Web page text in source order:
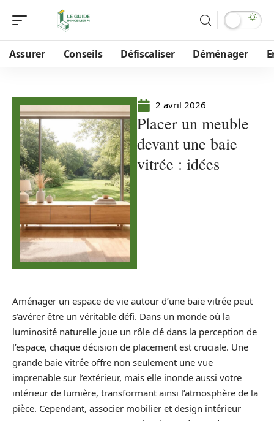
Assurer Conseils Défiscaliser Déménager
2 avril 2026
Placer un meuble
devant une baie
vitrée : idées
Aménager un espace de vie autour d’une baie vitrée peut
s’avérer être un véritable défi. Dans un monde où la
luminosité naturelle joue un rôle clé dans la perception de
l’espace, chaque décision de placement est cruciale. Une
grande baie vitrée offre non seulement une vue
imprenable sur l’extérieur, mais elle inonde aussi votre
intérieur de lumière, transformant ainsi l’atmosphère de la
pièce. Cependant, associer mobilier et design intérieur